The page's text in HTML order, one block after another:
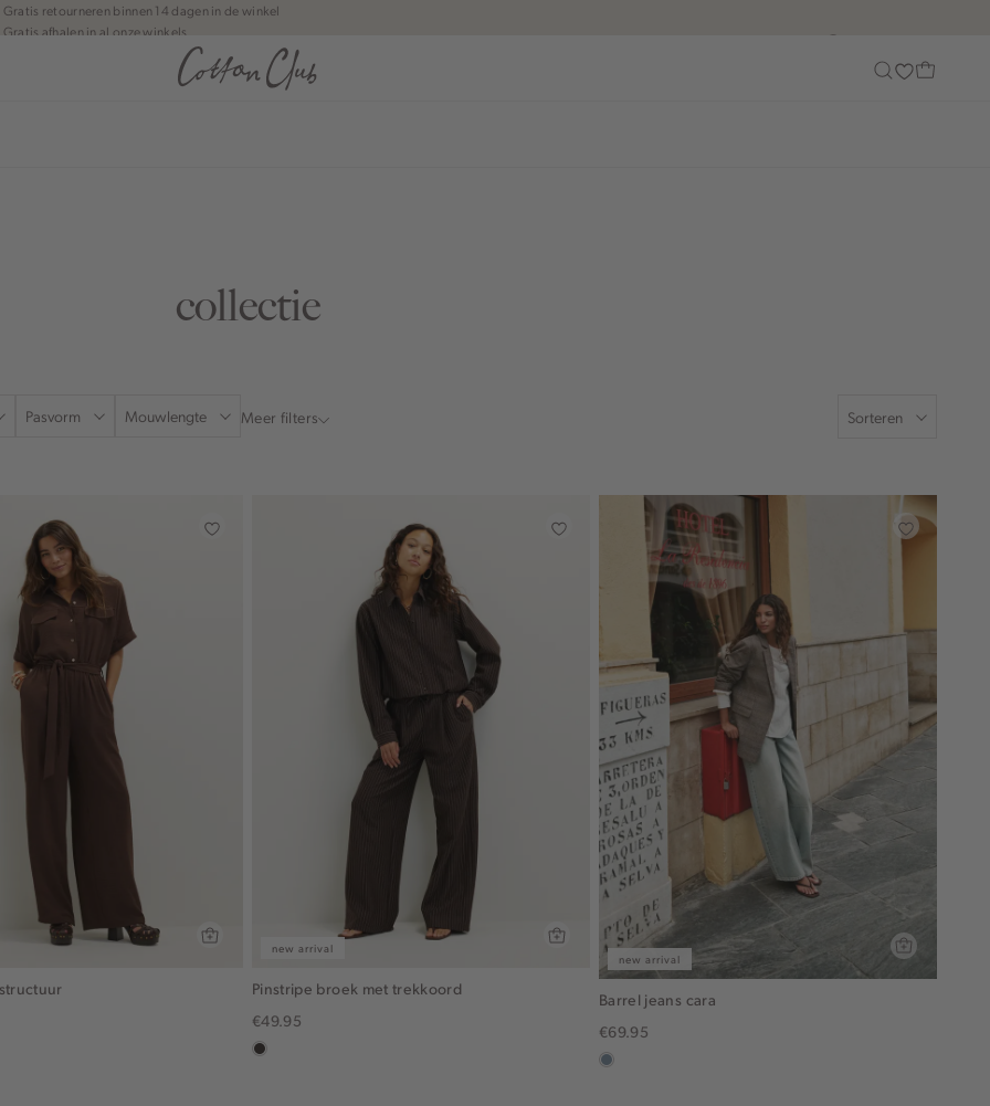
Gratis retourneren binnen 14 dagen in de winkel
Gratis afhalen in al onze winkels
Jouw bestelling wordt binnen 1 tot 5 dagen bezorgd
Betaal zoals jij wilt: o.a. iDEAL | Wero, Riverty, Apple pay & creditcard
collectie
Pasvorm Mouwlengte Sorteren
Meer filters
new arrival
Pinstripe broek met trekkoord
€49.95
choco
new arrival
Barrel jeans cara
€69.95
dusty